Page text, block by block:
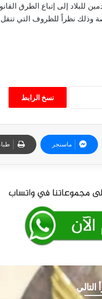
للبلاد إلى إتباع الطرق
وذلك نظراً للظروف التي
نسخ الرابط
ماسنجر
التالي